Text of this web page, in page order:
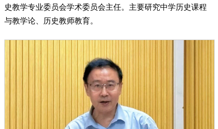
史教学专业委员会学术委员会主任。主要研究中学历史课程
与教学论、历史教师教育。